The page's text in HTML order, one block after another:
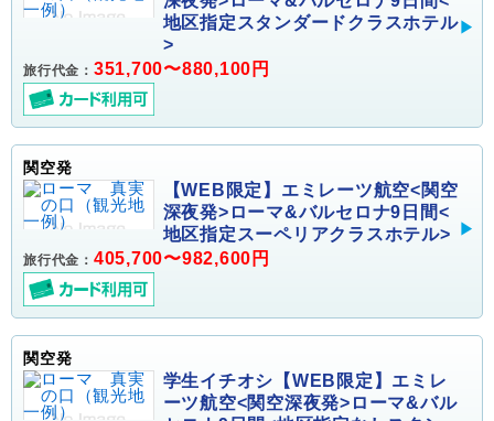
地区指定スタンダードクラスホテル
>
旅行代金： 351,700〜880,100円
関空発
【WEB限定】エミレーツ航空<関空
深夜発>ローマ&バルセロナ9日間<
地区指定スーペリアクラスホテル>
旅行代金： 405,700〜982,600円
関空発
学生イチオシ【WEB限定】エミレ
ーツ航空<関空深夜発>ローマ&バル